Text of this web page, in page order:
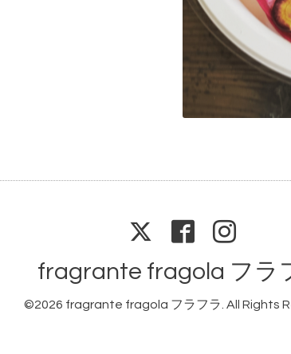
fragrante fragola フラ
©2026 fragrante fragola フラフラ . All Rights